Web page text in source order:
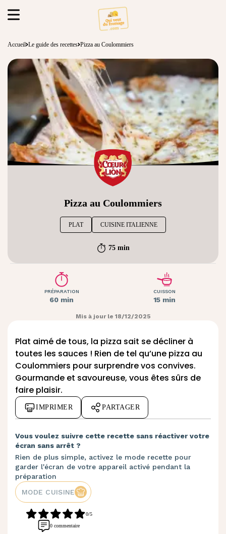
Accueil Le guide des recettes Pizza au Coulommiers
Pizza au Coulommiers
PLAT CUISINE ITALIENNE
75 min
PRÉPARATION
60 min
CUISSON
15 min
Mis à jour le 18/12/2025
Plat aimé de tous, la pizza sait se décliner à
toutes les sauces ! Rien de tel qu’une pizza au
Coulommiers pour surprendre vos convives.
Gourmande et savoureuse, vous êtes sûrs de
faire plaisir.
IMPRIMER PARTAGER
Vous voulez suivre cette recette sans réactiver votre
écran sans arrêt ?
Rien de plus simple, activez le mode recette pour
garder l'écran de votre appareil activé pendant la
préparation
MODE CUISINE
0/5
0 commentaire